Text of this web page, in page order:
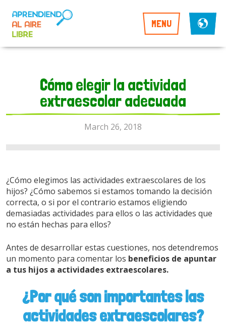
MENU
Cómo elegir la actividad
extraescolar adecuada
March 26, 2018
¿Cómo elegimos las actividades extraescolares de los
hijos? ¿Cómo sabemos si estamos tomando la decisión
correcta, o si por el contrario estamos eligiendo
demasiadas actividades para ellos o las actividades que
no están hechas para ellos?
Antes de desarrollar estas cuestiones, nos detendremos
un momento para comentar los beneficios de apuntar
a tus hijos a actividades extraescolares.
¿Por qué son importantes las
actividades extraescolares?